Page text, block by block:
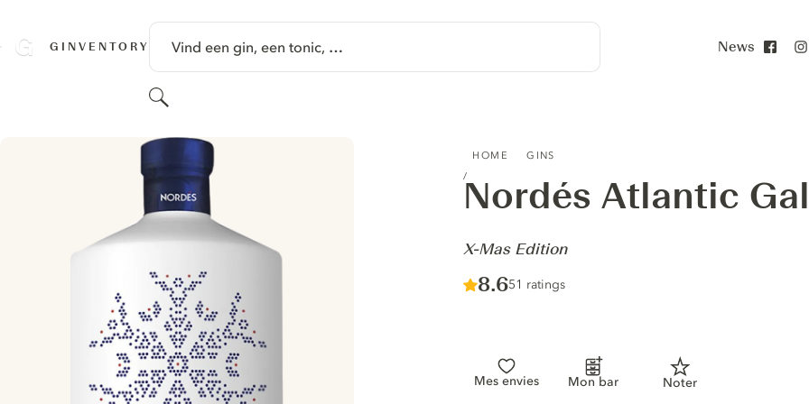
GINVENTORY Vind een gin, een tonic, …
Zoeken
News
HOME GINS
Nordés Atlantic
-
X-Mas Edition
Score :
8.6/ 10
51 ratings
Mes envies Mon bar Noter